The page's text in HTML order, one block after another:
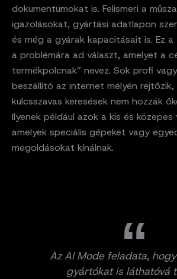
dokumentumokat is. Felismeri a
igazolásokat, gyártási adatlapon
és még a gyárak kapacitásait is. Ez
a problémára ad választ, amelyet a
termékpolcnak” nevez. Sok profi
beszállító az internet mélyén
kulcsszavas keresések nem hozzák
Ilyenek például azok a kis és közepes
amelyek speciális gépeket vagy
megoldásokat kínálnak.
Az AI Mode feladata,
gyártókat is láthatóvá